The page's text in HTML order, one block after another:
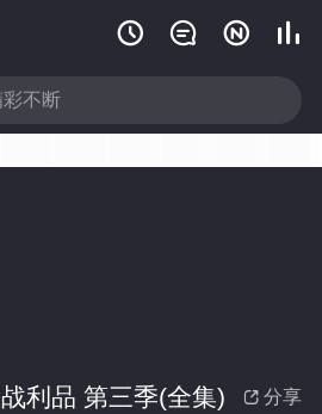
   
 分享
战利品 第三季(全集)